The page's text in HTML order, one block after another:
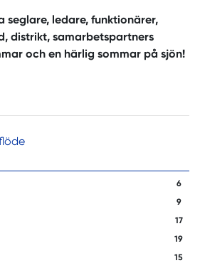
6
9
17
19
15
seglare, ledare, funktionärer,
distrikt, samarbetspartners
och en härlig sommar på sjön!